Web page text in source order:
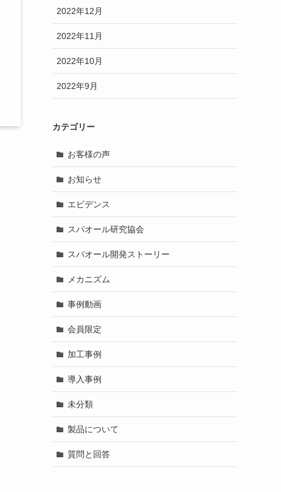
2022年12月
2022年11月
2022年10月
2022年9月
カテゴリー
お客様の声
お知らせ
エビデンス
スパオール研究協会
スパオール開発ストーリー
メカニズム
事例動画
会員限定
加工事例
導入事例
未分類
製品について
質問と回答